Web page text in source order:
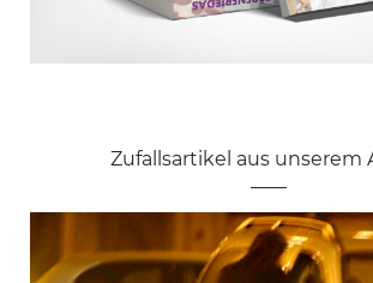
Zufallsartikel aus unserem